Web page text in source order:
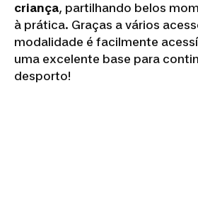
criança, partilhando belos
à prática. Graças a vários
modalidade é facilmente
uma excelente base para
desporto!